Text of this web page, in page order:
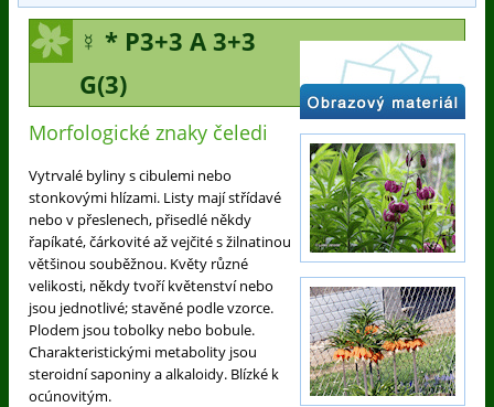
☿ * P3+3 A 3+3
G(3)
Morfologické znaky čeledi
Vytrvalé byliny s cibulemi nebo
stonkovými hlízami. Listy mají střídavé
nebo v přeslenech, přisedlé někdy
řapíkaté, čárkovité až vejčité s žilnatinou
většinou souběžnou. Květy různé
velikosti, někdy tvoří květenství nebo
jsou jednotlivé; stavěné podle vzorce.
Plodem jsou tobolky nebo bobule.
Charakteristickými metabolity jsou
steroidní saponiny a alkaloidy. Blízké k
ocúnovitým.